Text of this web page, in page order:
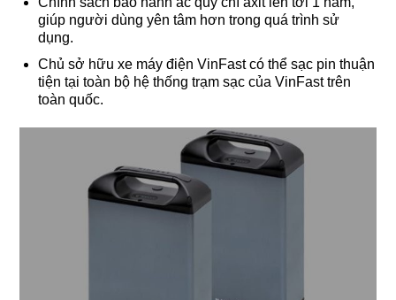
giúp người dùng yên tâm hơn trong quá trình sử
dụng.
Chủ sở hữu xe máy điện VinFast có thể sạc pin thuận
tiện tại toàn bộ hệ thống trạm sạc của VinFast trên
toàn quốc.